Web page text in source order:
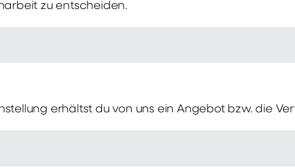
zu entscheiden.
erhältst du von uns ein Angebot bzw. die